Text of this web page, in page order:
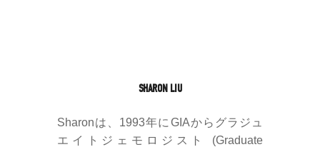
SHARON LIU
Sharonは、1993年にGIAからグラジュ
エイトジェモロジスト (Graduate